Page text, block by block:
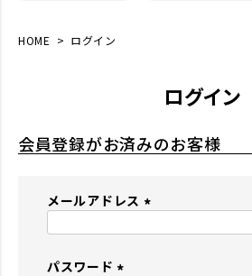
HOME ログイン
ログイン
会員登録がお済みのお客様
メールアドレス
パスワード